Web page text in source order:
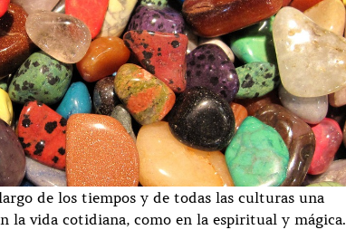
de los tiempos y de todas las culturas una
la vida cotidiana, como en la espiritual y mágica.